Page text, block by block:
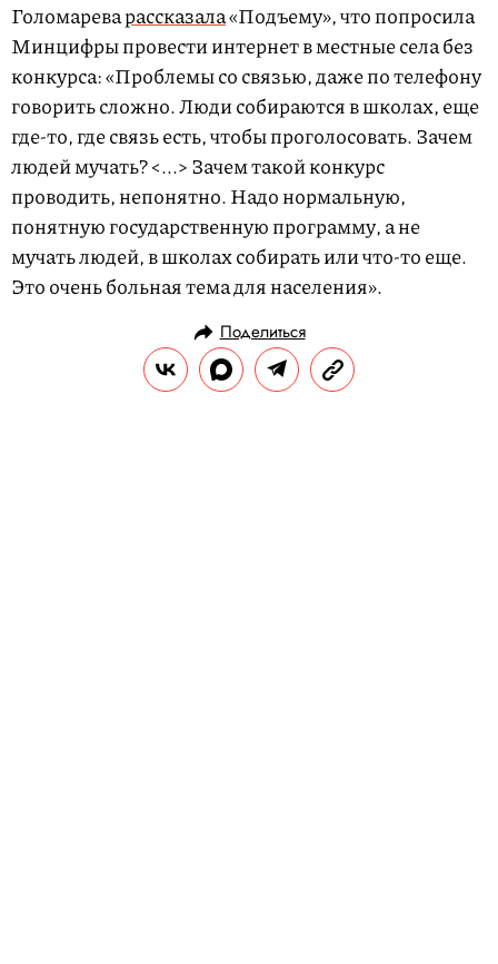
Голомареварассказала«Подъему», что попросила
Минцифры провести интернет в местные села без
конкурса: «Проблемы со связью, даже по телефону
говорить сложно. Люди собираются в школах, еще
где-то, где связь есть, чтобы проголосовать. Зачем
людей мучать? <...> Зачем такой конкурс
проводить, непонятно. Надо нормальную,
понятную государственную программу, а не
мучать людей, в школах собирать или что-то еще.
Это очень больная тема для населения».
Поделиться